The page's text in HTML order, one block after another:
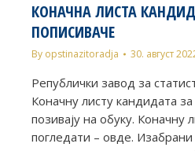
КОНАЧНА ЛИСТА
ПОПИСИВАЧЕ
By opstinazitoradja 30. август
Републички завод за
Коначну листу кандидата за
позивају на обуку. Коначну
погледати – овде.